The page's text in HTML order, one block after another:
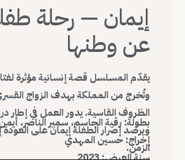
إيمان — رحلة
عن وطنها
يقدّم المسلسل قصة إنسانية مؤثرة
وتُخرج من المملكة بهدف الزواج
الظروف القاسية. يدور العمل في إطار
ويرصد إصرار الطفلة إيمان على
الزمن.
بطولة: رقية الجاسم، سمير الناصر،
إخراج: حسين المهدي